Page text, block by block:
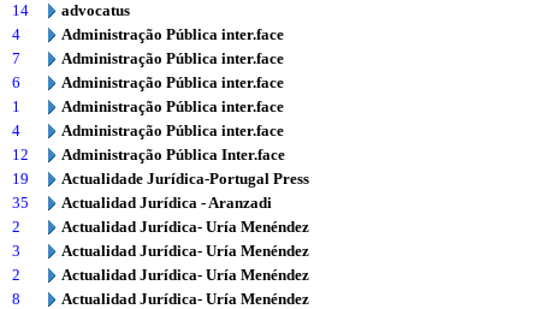
14
advocatus
4
Administração Pública inter.face
7
Administração Pública inter.face
6
Administração Pública inter.face
1
Administração Pública inter.face
4
Administração Pública inter.face
12
Administração Pública Inter.face
19
Actualidade Jurídica-Portugal Press
35
Actualidad Jurídica - Aranzadi
2
Actualidad Jurídica- Uría Menéndez
3
Actualidad Jurídica- Uría Menéndez
2
Actualidad Jurídica- Uría Menéndez
8
Actualidad Jurídica- Uría Menéndez